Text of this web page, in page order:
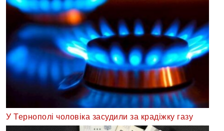
У Тернополі чоловіка засудили за крадіжку газу